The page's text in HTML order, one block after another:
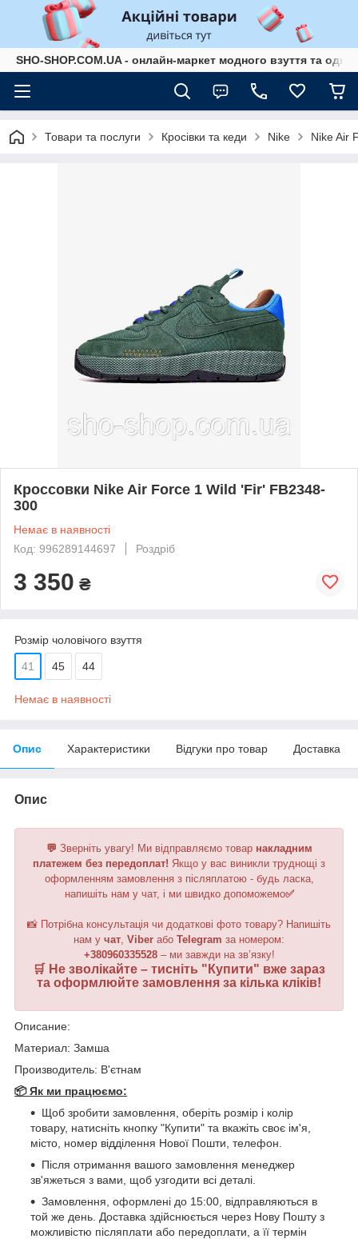
SHO-SHOP.COM.UA - онлайн-маркет модного взуття та
Товари та послуги Кросівки та кеди Nike Nike Air
Кроссовки Nike Air Force 1 Wild 'Fir' FB2348-
300
Немає в наявності
Код: 996289144697
Роздріб
3 350 ₴
Розмір чоловічого взуття
41 45 44
Немає в наявності
Опис Характеристики Відгуки про товар Доставка
Опис
💬 Зверніть увагу! Ми відправляємо товар накладним
платежем без передоплат! Якщо у вас виникли труднощі з
оформленням замовлення з післяплатою - будь ласка,
напишіть нам у чат, і ми швидко допоможемо✅
📸 Потрібна консультація чи додаткові фото товару? Напишіть
нам у чат Viber або Telegram за номером:
+380960335528– ми завжди на зв’язку!
🛒 Не зволікайте – тисніть " Купити" вже зараз
та оформлюйте замовлення за кілька кліків!
Описание:
Материал: Замша
Производитель: В'єтнам
📦 Як ми працюємо:
Щоб зробити замовлення, оберіть розмір і колір
товару, натисніть кнопку "Купити" та вкажіть своє ім'я,
місто, номер відділення Нової Пошти, телефон.
Після отримання вашого замовлення менеджер
зв'яжеться з вами, щоб узгодити всі деталі.
Замовлення, оформлені до 15:00, відправляються в
той же день. Доставка здійснюється через Нову Пошту з
можливістю післяплати або передоплати, а її термін